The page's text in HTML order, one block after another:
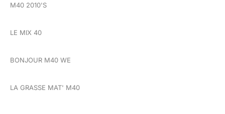
M40 2010'S
LE MIX 40
BONJOUR M40 WE
LA GRASSE MAT' M40